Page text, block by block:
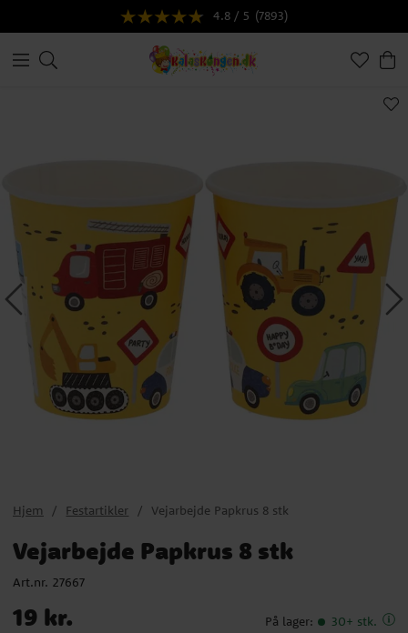
4.8 / 5 (7893)
Hjem Festartikler Vejarbejde Papkrus 8 stk
Vejarbejde Papkrus 8 stk
Art.nr. 27667
Pris: 19 kr.
19 kr. På lager: 30+ stk.